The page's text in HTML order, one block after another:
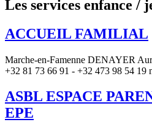
Les services enfance /
ACCUEIL FAMILIAL
Marche-en-Famenne DENAYER
+32 81 73 66 91 - +32 473 98 54 19
ASBL ESPACE
EPE